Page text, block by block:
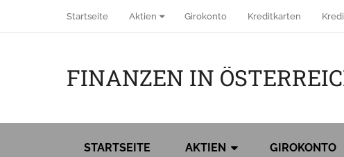
Startseite Aktien Girokonto Kreditkarten
FINANZEN IN
STARTSEITE AKTIEN GIROKONTO